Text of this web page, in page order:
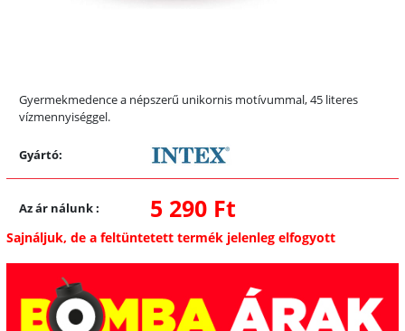
Gyermekmedence a népszerű unikornis motívummal, 45 literes
vízmennyiséggel.
Gyártó:
Az ár nálunk: 5 290 Ft
Sajnáljuk, de a feltüntetett termék jelenleg elfogyott